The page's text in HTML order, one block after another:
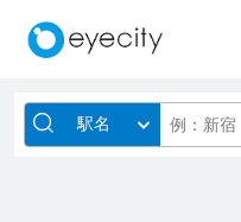
駅名